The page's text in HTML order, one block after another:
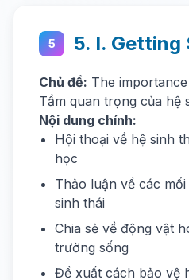
5 5. I. Getting
Chủ đề: The
Tầm quan trọng của hệ
Nội dung chính:
Hội thoại về hệ sinh
học
Thảo luận về các
sinh thái
Chia sẻ về động vật
trường sống
Đề xuất cách bảo vệ